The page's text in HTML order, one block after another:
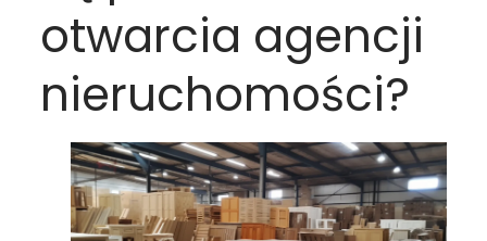
otwarcia agencji
nieruchomości?